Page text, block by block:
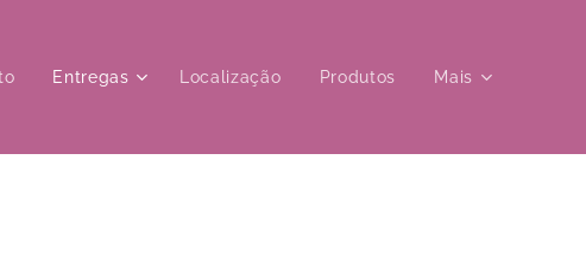
Entregas Localização Produtos Mais